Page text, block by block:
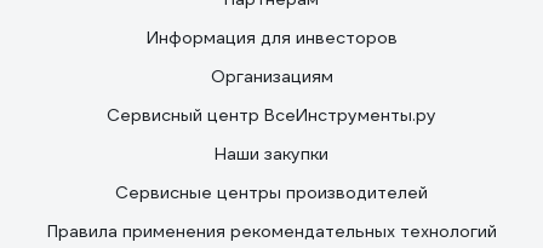
Информация для инвесторов
Организациям
Сервисный центр ВсеИнструменты.ру
Наши закупки
Сервисные центры производителей
Правила применения рекомендательных технологий